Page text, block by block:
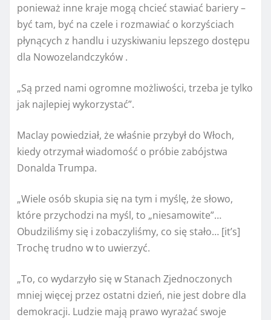
ponieważ inne kraje mogą chcieć stawiać bariery –
być tam, być na czele i rozmawiać o korzyściach
płynących z handlu i uzyskiwaniu lepszego dostępu
dla Nowozelandczyków .
„Są przed nami ogromne możliwości, trzeba je tylko
jak najlepiej wykorzystać”.
Maclay powiedział, że właśnie przybył do Włoch,
kiedy otrzymał wiadomość o próbie zabójstwa
Donalda Trumpa.
„Wiele osób skupia się na tym i myślę, że słowo,
które przychodzi na myśl, to „niesamowite”…
Obudziliśmy się i zobaczyliśmy, co się stało… [it’s]
Trochę trudno w to uwierzyć.
„To, co wydarzyło się w Stanach Zjednoczonych
mniej więcej przez ostatni dzień, nie jest dobre dla
demokracji. Ludzie mają prawo wyrażać swoje